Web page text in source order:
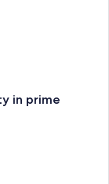
in prime